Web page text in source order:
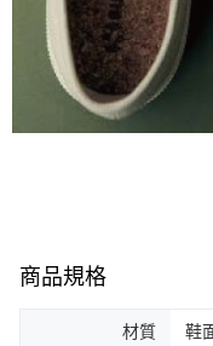
商品規格
材質 鞋